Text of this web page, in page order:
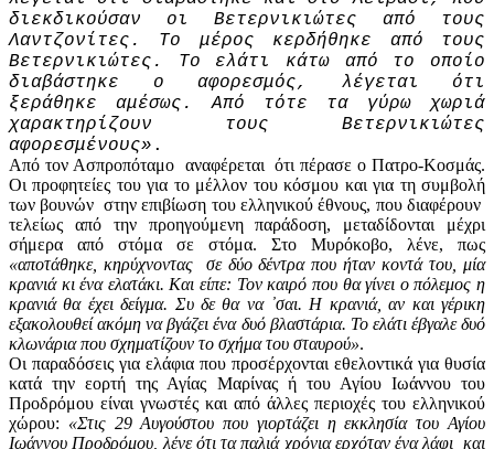
διεκδικούσαν οι Βετερνικιώτες από τους
Λαντζονίτες. Το μέρος κερδήθηκε από τους
Βετερνικιώτες. Το ελάτι κάτω από το οποίο
διαβάστηκε ο αφορεσμός, λέγεται ότι
ξεράθηκε αμέσως. Από τότε τα γύρω χωριά
χαρακτηρίζουν τους Βετερνικιώτες
αφορεσμένους» .
Από τον Ασπροπόταμο αναφέρεται ότι πέρασε ο Πατρο-Κοσμάς.
Οι προφητείες του για το μέλλον του κόσμου και για τη συμβολή
των βουνών στην επιβίωση του ελληνικού έθνους, που διαφέρουν
τελείως από την προηγούμενη παράδοση, μεταδίδονται μέχρι
σήμερα από στόμα σε στόμα. Στο Μυρόκοβο, λένε, πως
«αποτάθηκε, κηρύχνοντας σε δύο δέντρα που ήταν κοντά του, μία
κρανιά κι ένα ελατάκι. Και είπε: Τον καιρό που θα γίνει ο πόλεμος η
κρανιά θα έχει δείγμα. Συ δε θα να ᾽σαι. Η κρανιά, αν και γέρικη
εξακολουθεί ακόμη να βγάζει ένα δυό βλαστάρια. Το ελάτι έβγαλε δυό
κλωνάρια που σχηματίζουν το σχήμα του σταυρού».
Οι παραδόσεις για ελάφια που προσέρχονται εθελοντικά για θυσία
κατά την εορτή της Αγίας Μαρίνας ή του Αγίου Ιωάννου του
Προδρόμου είναι γνωστές και από άλλες περιοχές του ελληνικού
χώρου: «Στις 29 Αυγούστου που γιορτάζει η εκκλησία του Αγίου
Ιωάννου Προδρόμου, λένε ότι τα παλιά χρόνια ερχόταν ένα λάφι και